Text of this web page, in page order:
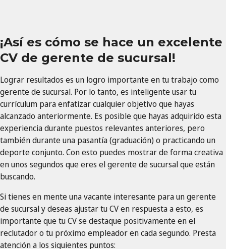
¡Así es cómo se hace un excelente
CV de gerente de sucursal!
Lograr resultados es un logro importante en tu trabajo como
gerente de sucursal. Por lo tanto, es inteligente usar tu
currículum para enfatizar cualquier objetivo que hayas
alcanzado anteriormente. Es posible que hayas adquirido esta
experiencia durante puestos relevantes anteriores, pero
también durante una pasantía (graduación) o practicando un
deporte conjunto. Con esto puedes mostrar de forma creativa
en unos segundos que eres el gerente de sucursal que están
buscando.
Si tienes en mente una vacante interesante para un gerente
de sucursal y deseas ajustar tu CV en respuesta a esto, es
importante que tu CV se destaque positivamente en el
reclutador o tu próximo empleador en cada segundo. Presta
atención a los siguientes puntos: